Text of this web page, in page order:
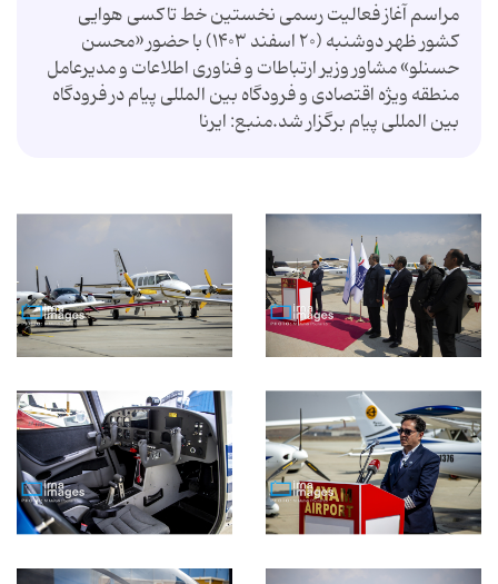
مراسم آغاز فعالیت رسمی نخستین خط تاکسی هوایی
کشور ظهر دوشنبه (۲۰ اسفند ۱۴۰۳) با حضور «محسن
حسنلو» مشاور وزیر ارتباطات و فناوری اطلاعات و مدیرعامل
منطقه ویژه اقتصادی و فرودگاه بین المللی پیام در فرودگاه
بین المللی پیام برگزار شد.منبع: ایرنا